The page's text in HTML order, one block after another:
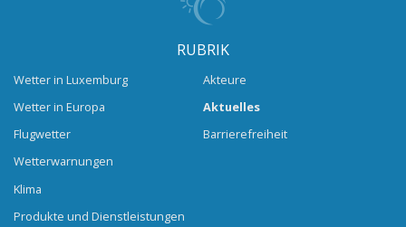
RUBRIK
Wetter in Luxemburg
Wetter in Europa
Flugwetter
Wetterwarnungen
Klima
Produkte und Dienstleistungen
Akteure
Aktuelles
Barrierefreiheit